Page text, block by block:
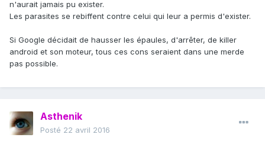
n'aurait jamais pu exister.
Les parasites se rebiffent contre celui qui leur a permis d'exister.
Si Google décidait de hausser les épaules, d'arrêter, de killer
android et son moteur, tous ces cons seraient dans une merde
pas possible.
Asthenik
Posté 22 avril 2016